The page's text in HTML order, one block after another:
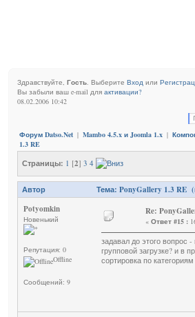
Здравствуйте, Гость. Выберите Вход или
Вы забыли ваш e-mail для активации?
08.02.2006 10:42
Форум Datso.Net | Mambo 4.5.x и Joomla 1.x |
1.3 RE
Страницы: 1 [2] 3 4
Автор
Тема: PonyGallery 1.3 RE
Potyomkin
Новенький
Репутация: 0
Offline
Сообщений: 9
Re:
« Ответ #15 :
задавал до этого вопрос
групповой загрузке? и в
сортировка по